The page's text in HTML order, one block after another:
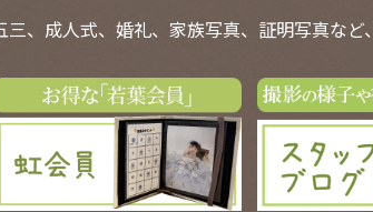
三、成人式、婚礼、家族写真、証明写真な